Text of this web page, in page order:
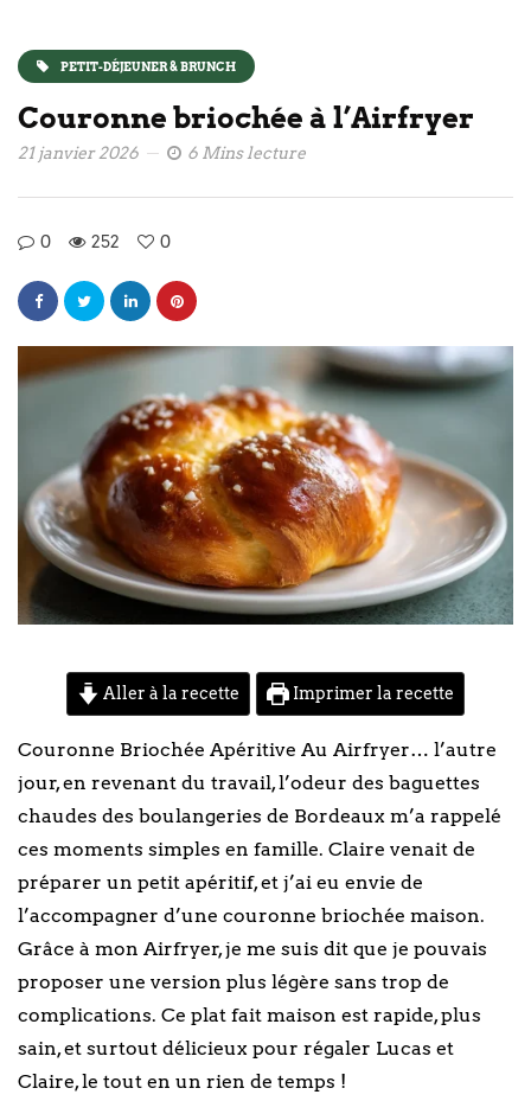
PETIT-DÉJEUNER & BRUNCH
Couronne briochée à l’Airfryer
21 janvier 2026 6 Mins lecture
0 252 0
Aller à la recette Imprimer la recette
Couronne Briochée Apéritive Au Airfryer… l’autre
jour, en revenant du travail, l’odeur des baguettes
chaudes des boulangeries de Bordeaux m’a rappelé
ces moments simples en famille. Claire venait de
préparer un petit apéritif, et j’ai eu envie de
l’accompagner d’une couronne briochée maison.
Grâce à mon Airfryer, je me suis dit que je pouvais
proposer une version plus légère sans trop de
complications. Ce plat fait maison est rapide, plus
sain, et surtout délicieux pour régaler Lucas et
Claire, le tout en un rien de temps !